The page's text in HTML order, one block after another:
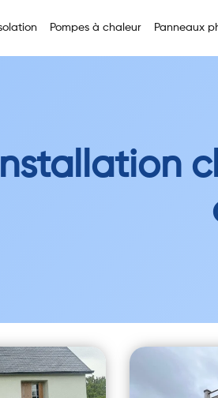
Pompes à chaleur Panneaux